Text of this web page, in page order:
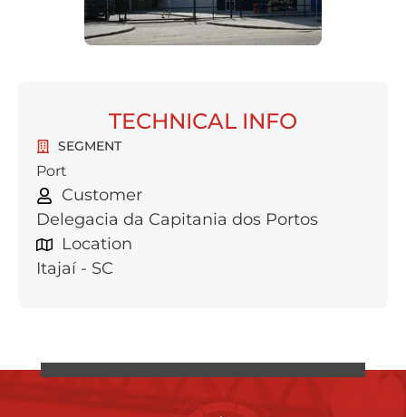
TECHNICAL INFO
SEGMENT
Port
Customer
Delegacia da Capitania dos Portos
Location
Itajaí - SC